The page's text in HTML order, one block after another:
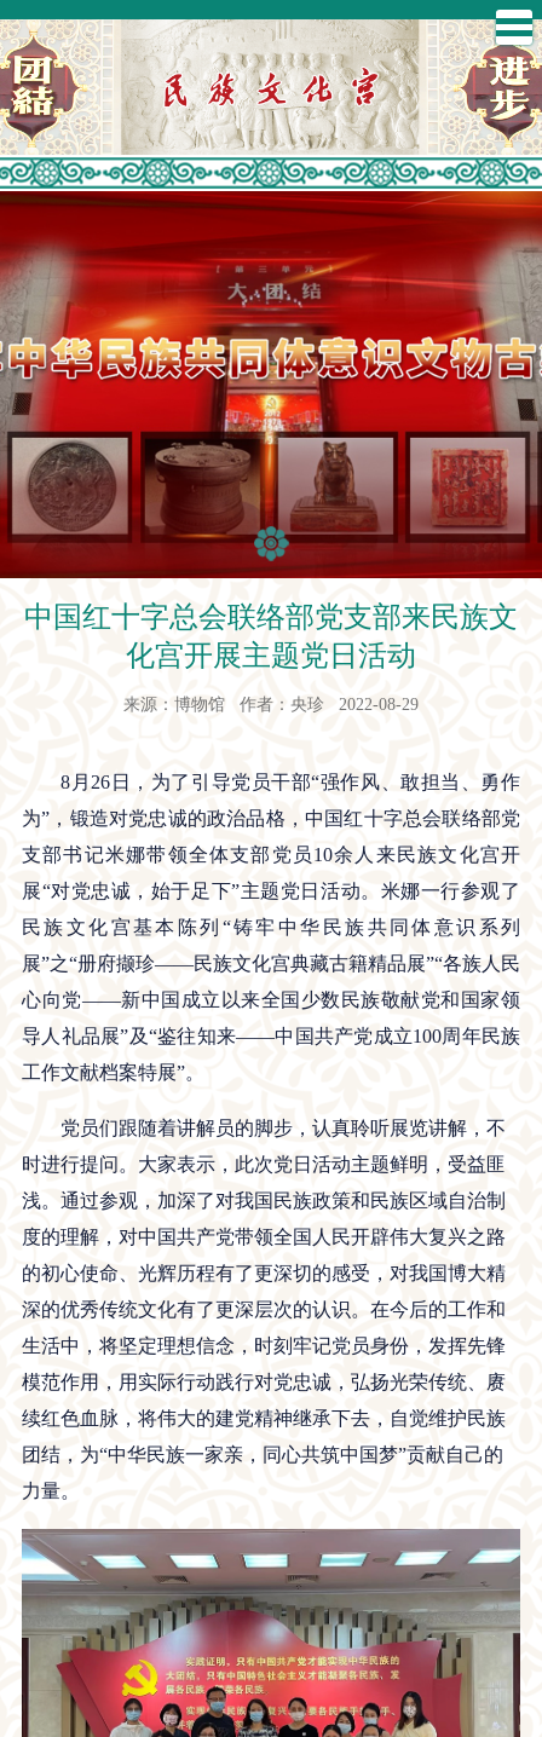
中国红十字总会联络部党支部来民族文
化宫开展主题党日活动
来源：博物馆 作者：央珍 2022-08-29
8月26日，为了引导党员干部“强作风、敢担当、勇作
为”，锻造对党忠诚的政治品格，中国红十字总会联络部党
支部书记米娜带领全体支部党员10余人来民族文化宫开
展“对党忠诚，始于足下”主题党日活动。米娜一行参观了
民族文化宫基本陈列“铸牢中华民族共同体意识系列
展”之“册府撷珍——民族文化宫典藏古籍精品展”“各族人民
心向党——新中国成立以来全国少数民族敬献党和国家领
导人礼品展”及“鉴往知来——中国共产党成立100周年民族
工作文献档案特展”。
党员们跟随着讲解员的脚步，认真聆听展览讲解，不
时进行提问。大家表示，此次党日活动主题鲜明，受益匪
浅。通过参观，加深了对我国民族政策和民族区域自治制
度的理解，对中国共产党带领全国人民开辟伟大复兴之路
的初心使命、光辉历程有了更深切的感受，对我国博大精
深的优秀传统文化有了更深层次的认识。在今后的工作和
生活中，将坚定理想信念，时刻牢记党员身份，发挥先锋
模范作用，用实际行动践行对党忠诚，弘扬光荣传统、赓
续红色血脉，将伟大的建党精神继承下去，自觉维护民族
团结，为“中华民族一家亲，同心共筑中国梦”贡献自己的
力量。